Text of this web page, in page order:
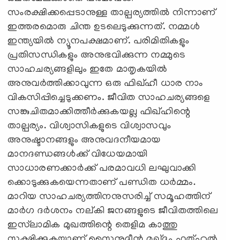
സംരക്ഷിക്കപ്പെടാനുള്ള താല്പര്യത്തില്‍ നിന്നാണ്
ഇത്തരമൊരു ചിന്ത ഉടലെടുക്കുന്നത്. നമ്മള്‍
ഇന്ത്യയില്‍ ന്യൂനപക്ഷമാണ്. പരിമിതികളും
പ്രതിസന്ധികളും അനുഭവിക്കുന്ന നമ്മുടെ
സാഹചര്യങ്ങളിലും ഇതേ മാതൃകയില്‍
അനുവര്‍ത്തിക്കാവുന്ന ഒരു ഫിഖ്ഹീ ധാര നാം
വികസിപ്പിച്ചെടുക്കണം. ജീവിത സാഹചര്യങ്ങളെ
സങ്കുചിതമാക്കിത്തീര്‍ക്കുകയല്ല ഫിഖ്ഹിന്റെ
താല്പര്യം. വിശ്വാസികളുടെ വിശ്വാസവും
അനുഷ്ടാനങ്ങളും അനുവദനീയമായ
മാനദണ്ഡങ്ങള്‍ക്ക് വിധേയമായി
സാധാരണക്കാര്‍ക്ക് പരമാവധി ലഘുവാക്കി
ക്കൊടുക്കുകയെന്നതാണ് പണ്ഡിത ധര്‍മ്മം.
മാറിയ സാഹചര്യത്തിനനുസരിച്ച് സമൂഹത്തിന്
മാര്‍ഗ ദര്‍ശനം നല്കി ജനങ്ങളുടെ ജീവിതത്തിലെ
ഇസ്‍ലാമിക മുഖത്തിന്റെ തെളിമ കാത്തു